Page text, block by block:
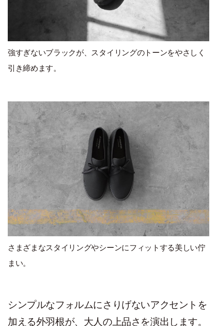
強すぎないブラックが、スタイリングのトーンをやさしく
引き締めます。
さまざまなスタイリングやシーンにフィットする美しい佇
まい。
シンプルなフォルムにさりげないアクセントを
加える外羽根が、大人の上品さを演出します。